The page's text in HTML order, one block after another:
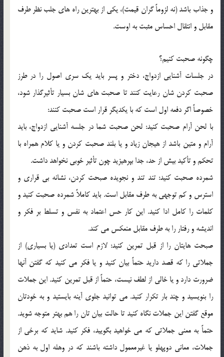
و جذاب باشد (نه لزوماً گران قيمت)، يکي از بهترين راه هاي جلب نظر طرف
مقابل و انتقال احساس مثبت به اوست.
چگونه صحبت کنيم؟
در جلسات آشنايي ازدواج، دختر و پسر بايد يک سري اصول را در طرز
صحبت کردن شان رعايت کنند تا صحبت هاي شان بسيار تأثيرگذار شود،
خصوصاً اگر دفعه اول است که با يکديگر قرار است صحبت کنند:
با لحن آرام صحبت کنيد: لحن صحبت شما در جلسه آشنايي ازدواج، بايد
آرام و متين باشد از هيجان زياد و يا بلند صحبت کردن و يا کلام همراه با
تحکم و تأکيد بيش از حد، جدا بپرهيزيد چون تأثير خوبي نخواهد داشت.
شمرده صحبت کنيد: تند تند و نجويده صبحت کردن، نشانه بي قراري و
استرس و کم توجهي به طرف مقابل است. بايد کاملاً شمرده صحبت کنيد و
کلمات را کامل ادا کنيد. اين کار حس اعتماد به نفس و تسلط بر فکر و
انديشه و رفتار را به طرف مقابل منعکس مي کند.
صبحت هايتان را از قبل تمرين کنيد: لازم است تعدادي (يا بسياري) از
جملاتي را که قصد داريد حتماً بيان کنيد و يا فکر مي کنيد که گفتن آنها
ضرورت دارد و يا خالي از لطف نيست، حتماً از قبل تمرين کنيد. اين جملات
را بنويسيد و چند بار تکرار کنيد. مي توانيد جلوي آينه بايستيد و به خودتان
موقع گفتن اين جملات نگاه کنيد تا حالت بيان تان را هم بهتر متوجه شويد.
حتماً به معني جملاتي که مي خواهيد بگوييد، فکر کنيد. شايد که برخي از
جملات، معاني دوپهلو يا غيرمعمول داشته باشند که در وهله اول به ذهن